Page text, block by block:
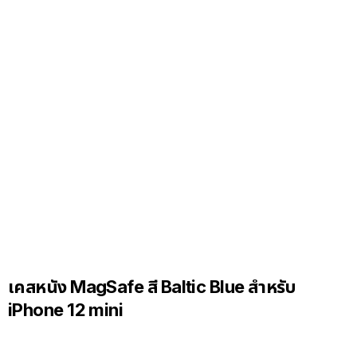
เคสหนัง MagSafe สี Baltic Blue สำหรับ
iPhone 12 mini